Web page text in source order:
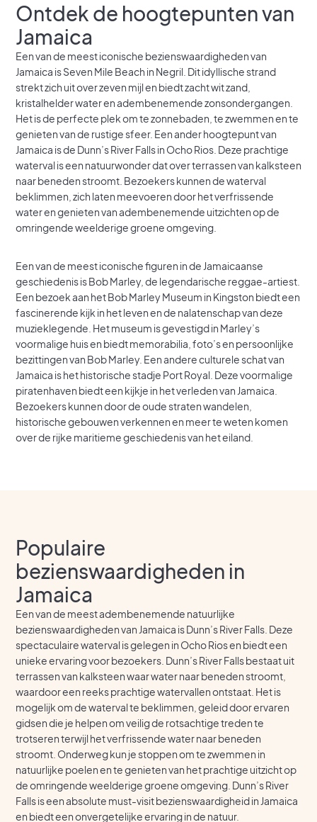
Ontdek de hoogtepunten van
Jamaica
Een van de meest iconische bezienswaardigheden van
Jamaica is Seven Mile Beach in Negril. Dit idyllische strand
strekt zich uit over zeven mijl en biedt zacht wit zand,
kristalhelder water en adembenemende zonsondergangen.
Het is de perfecte plek om te zonnebaden, te zwemmen en te
genieten van de rustige sfeer. Een ander hoogtepunt van
Jamaica is de Dunn’s River Falls in Ocho Rios. Deze prachtige
waterval is een natuurwonder dat over terrassen van kalksteen
naar beneden stroomt. Bezoekers kunnen de waterval
beklimmen, zich laten meevoeren door het verfrissende
water en genieten van adembenemende uitzichten op de
omringende weelderige groene omgeving.
Een van de meest iconische figuren in de Jamaicaanse
geschiedenis is Bob Marley, de legendarische reggae-artiest.
Een bezoek aan het Bob Marley Museum in Kingston biedt een
fascinerende kijk in het leven en de nalatenschap van deze
muzieklegende. Het museum is gevestigd in Marley’s
voormalige huis en biedt memorabilia, foto’s en persoonlijke
bezittingen van Bob Marley. Een andere culturele schat van
Jamaica is het historische stadje Port Royal. Deze voormalige
piratenhaven biedt een kijkje in het verleden van Jamaica.
Bezoekers kunnen door de oude straten wandelen,
historische gebouwen verkennen en meer te weten komen
over de rijke maritieme geschiedenis van het eiland.
Populaire
bezienswaardigheden in
Jamaica
Een van de meest adembenemende natuurlijke
bezienswaardigheden van Jamaica is Dunn’s River Falls. Deze
spectaculaire waterval is gelegen in Ocho Rios en biedt een
unieke ervaring voor bezoekers. Dunn’s River Falls bestaat uit
terrassen van kalksteen waar water naar beneden stroomt,
waardoor een reeks prachtige watervallen ontstaat. Het is
mogelijk om de waterval te beklimmen, geleid door ervaren
gidsen die je helpen om veilig de rotsachtige treden te
trotseren terwijl het verfrissende water naar beneden
stroomt. Onderweg kun je stoppen om te zwemmen in
natuurlijke poelen en te genieten van het prachtige uitzicht op
de omringende weelderige groene omgeving. Dunn’s River
Falls is een absolute must-visit bezienswaardigheid in Jamaica
en biedt een onvergetelijke ervaring in de natuur.